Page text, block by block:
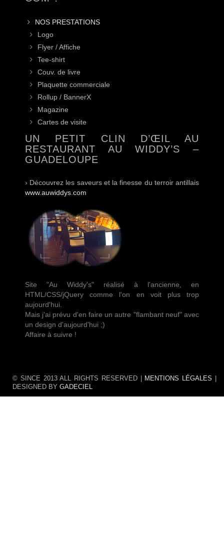
NOS PRESTATIONS
Logo
Flyer / Affiche
Tee-shirt
Couv. de livre
Plaquette commerciale
Rollup / BannerX
Magazine
Cartes de visite
UN PETIT CLIN D’ŒIL AU
RESTAURANT AU WIDDY’S –
GUADELOUPE
› Découvrez les saveurs et la finesse du terroir antillais
www.auwiddys.com
Site "Au Widdy's" réalisé à l'ancienne, en
HTML/CSS/jQuery comme l'on en voit plus trop
aujourd'hui.
Mais j'ai prévu d'en faire un autre "flambant neuf" avec
un design d'aujourd'hui ;)
Affaire à suivre !
© SINCE 2013 ALL RIGHTS RESERVED | MENTIONS LÉGALES
DESIGNED BY GADECIEL